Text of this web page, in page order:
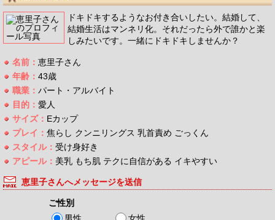
ドキドキするようなお付き合いしたい。結婚して、
結婚生活はマンネリ化。それだったら外で誰かと楽
しみたいです。一緒にドキドキしませんか？
名前： 恵里子さん
年齢： 43歳
職業： パート・アルバイト
目的： 愛人
サイズ： Eカップ
プレイ： 焦らし クンニリングス 乳首責め ごっくん
スタイル： 受け身好き
アピール： 美乳 もち肌 テクに自信がある イキやすい
恵里子さんへメッセージを送信